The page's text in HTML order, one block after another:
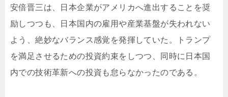
安倍晋三は、日本企業がアメリカへ進出することを奨
励しつつも、日本国内の雇用や産業基盤が失われない
よう、絶妙なバランス感覚を発揮していた。トランプ
を満足させるための投資約束をしつつ、同時に日本国
内での技術革新への投資も怠らなかったのである。